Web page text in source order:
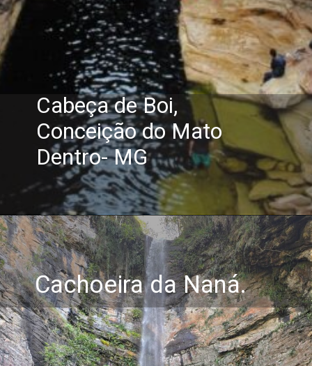
Cabeça de Boi,
Conceição do Mato
Dentro- MG
Cachoeira da Naná.